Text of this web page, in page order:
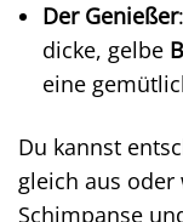
Der Genießer
dicke, gelbe
eine
Du kannst
gleich aus
Schimpanse